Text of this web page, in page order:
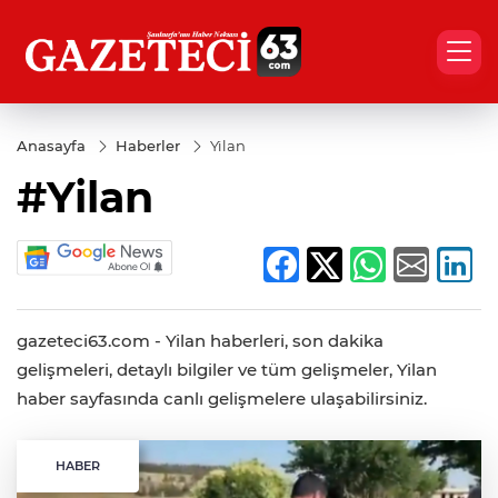
Anasayfa Haberler Yilan
#Yilan
gazeteci63.com - Yilan haberleri, son dakika
gelişmeleri, detaylı bilgiler ve tüm gelişmeler, Yilan
haber sayfasında canlı gelişmelere ulaşabilirsiniz.
HABER